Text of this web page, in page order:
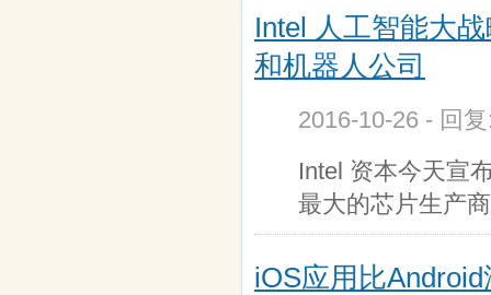
Intel 人工智能大
和机器人公司
2016-10-26 - 回
Intel 资本今天宣
最大的芯片生产
iOS应用比